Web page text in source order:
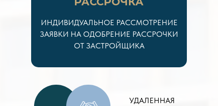
ИНДИВИДУАЛЬНОЕ РАССМОТРЕНИЕ
ЗАЯВКИ НА ОДОБРЕНИЕ РАССРОЧКИ
ОТ ЗАСТРОЙЩИКА
УДАЛЕННАЯ